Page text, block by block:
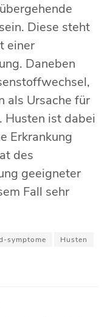
Diese steht
einer
Daneben
als Ursache für
Husten ist dabei
Erkrankung
des
geeigneter
Fall sehr
symptome
Husten